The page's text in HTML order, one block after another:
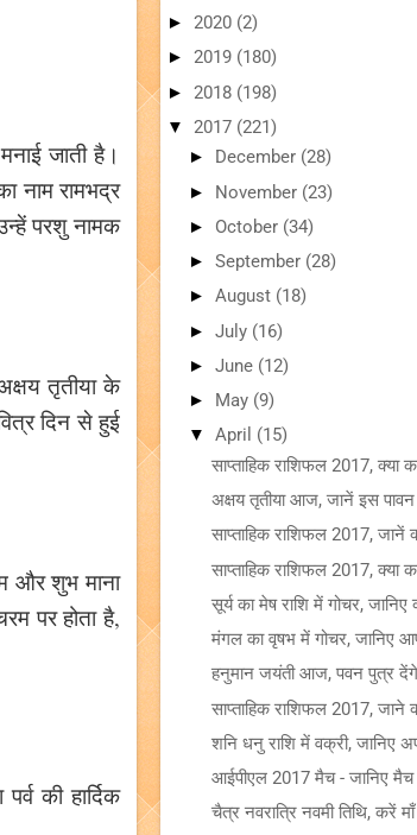
जाती है।
नाम रामभद्र
परशु नामक
तृतीया के
दिन से हुई
और शुभ माना
पर होता है,
की हार्दिक
► 2020 (2)
► 2019 (180)
► 2018 (198)
▼ 2017 (221)
► December (28)
► November (23)
► October (34)
► September (28)
► August (18)
► July (16)
► June (12)
► May (9)
▼ April (15)
साप्ताहिक राशिफल 2017, क्या
अक्षय तृतीया आज, जानें इस पावन
साप्ताहिक राशिफल 2017,
साप्ताहिक राशिफल 2017, क्या
सूर्य का मेष राशि में गोचर,
मंगल का वृषभ में गोचर, जानिए
हनुमान जयंती आज, पवन पुत्र
साप्ताहिक राशिफल 2017,
शनि धनु राशि में वक्री, जानिए
आईपीएल 2017 मैच - जानिए मैच
चैत्र नवरात्रि नवमी तिथि, करें माँ